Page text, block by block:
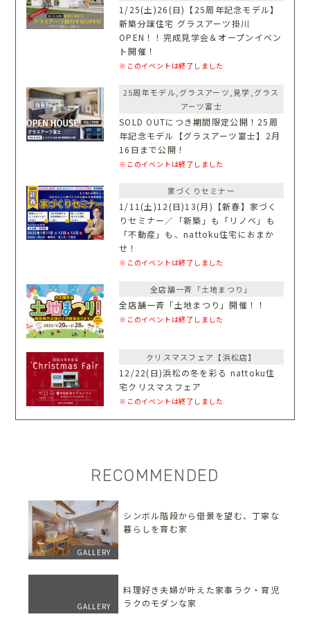
1/25(土)26(日)【25周年記念モデル】
新築分譲住宅 グラスアーツ掛川
OPEN！！完成見学会＆オープンイベン
ト開催！
※このイベントは終了しました
25周年モデル,グラスアーツ,見学,グラス
アーツ富士
SOLD OUTにつき期間限定公開！25周
年記念モデル【グラスアーツ富士】2月
16日まで公開！
※このイベントは終了しました
家づくりセミナー
1/11(土)12(日)13(月)【新春】家づく
りセミナー／「新築」も「リノベ」も
「不動産」も、nattoku住宅におまか
せ！
※このイベントは終了しました
全店舗一斉「土地まつり」
全店舗一斉「土地まつり」開催！！
※このイベントは終了しました
クリスマスフェア【浜松店】
12/22(日)浜松の冬を彩る nattoku住
宅クリスマスフェア
※このイベントは終了しました
RECOMMENDED
GALLERY
シンボル階段から借景を望む、丁寧な
暮らしを育む家
GALLERY
料理好き夫婦が叶えた家事ラク・育児
ラクのモダンな家